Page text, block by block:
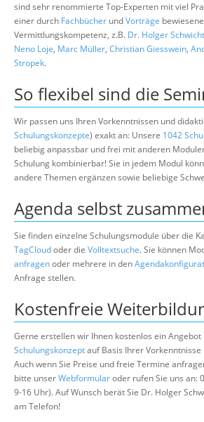
sind sehr renommierte Top-Experten mit viel
einer durch Fachbücher undVorträge
Vermittlungskompetenz, z.B. Dr. Holger
Neno Loje, Marc Müller, Christian Giesswein,
Stropek.
So flexibel sind die
Wir passen uns Ihren Vorkenntnissen und
Schulungskonzepte) exakt an: Unsere 1042
beliebig anpassbar und frei mit anderen
Schulung kombinierbar! Sie in jedem Modul
andere Themen ergänzen sowie beliebige
Agenda selbst
Sie finden einzelne Schulungsmodule über die
TagCloudoder die Volltextsuche. Sie können
anfragenoder mehrere in den
Anfrage stellen.
Kostenfreie
Gerne erstellen wir Ihnen kostenlos ein Angebot
Schulungskonzeptauf Basis Ihrer
Auch wenn Sie Preise und freie Termine
bitte unserWebformularoder rufen Sie uns an:
9-16 Uhr). Auf Wunsch berät Sie Dr. Holger
am Telefon!